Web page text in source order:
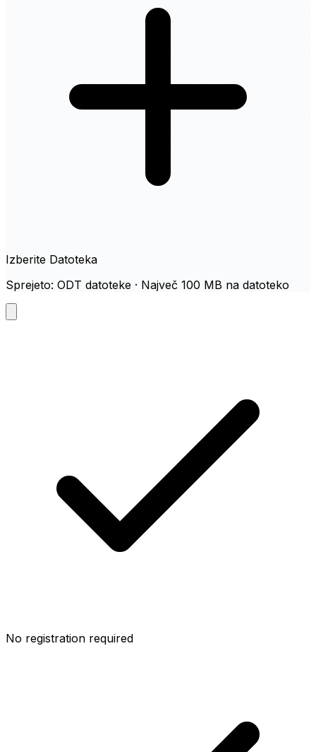
Izberite Datoteka
Sprejeto: ODT datoteke · Največ 100 MB na datoteko
No registration required